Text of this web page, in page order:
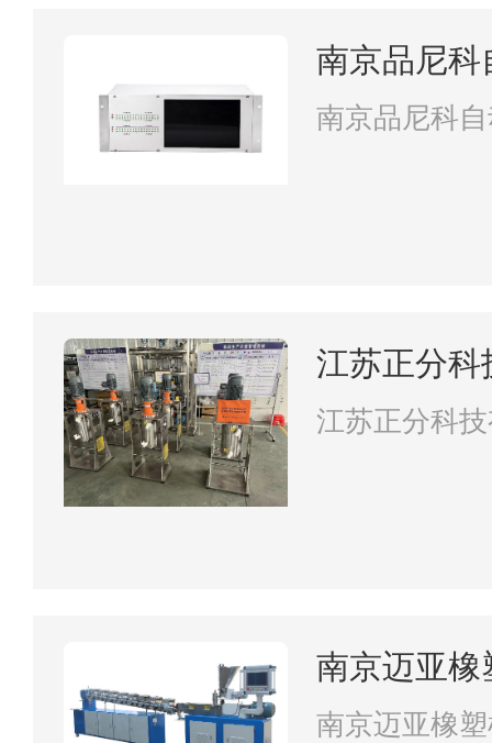
南京品尼科
南京品尼科
江苏正分科
江苏正分科
南京迈亚橡
司
南京迈亚橡